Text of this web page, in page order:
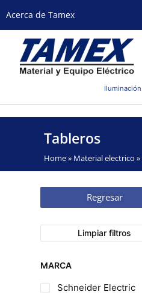
Acerca de Tamex
Iluminación
Tableros
Home» Material electrico »
Regresar
Limpiar filtros
MARCA
Schneider Electric